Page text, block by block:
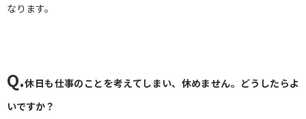
なります。
Q.休日も仕事のことを考えてしまい、休めません。どうしたらよ
いですか？